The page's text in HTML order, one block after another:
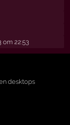
om 22:53
desktops